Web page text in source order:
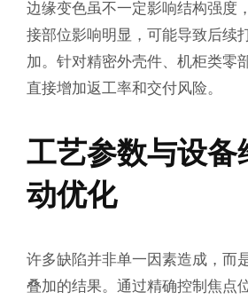
边缘变色虽不一定影响结构强度
接部位影响明显，可能导致后续
加。针对精密外壳件、机柜类零
直接增加返工率和交付风险。
工艺参数与设备
动优化
许多缺陷并非单一因素造成，而
叠加的结果。通过精确控制焦点